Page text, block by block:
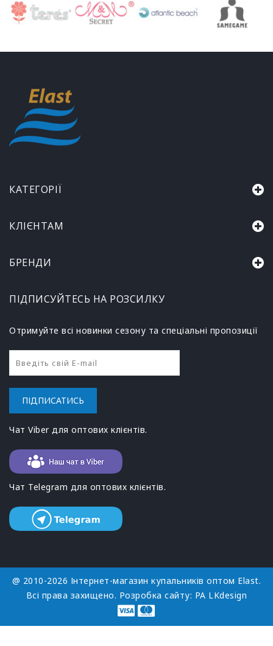
КАТЕГОРІЇ
КЛІЄНТАМ
БРЕНДИ
ПІДПИСУЙТЕСЬ НА РОЗСИЛКУ
Отримуйте всі новинки сезону та спеціальні пропозиції
ПІДПИСАТИСЬ
Чат Viber для оптових клієнтів.
Чат Telegram для оптових клієнтів.
@ 2010-2026 Інтернет-магазин купальників оптом Elast.
Всі права захищено. Розробка сайту: РА LKdesign